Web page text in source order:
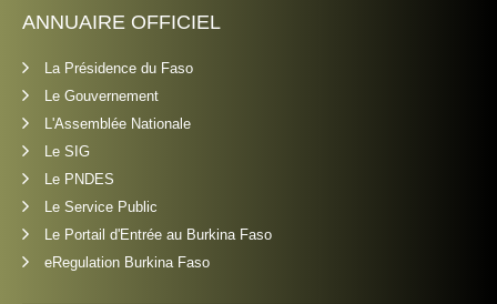
ANNUAIRE OFFICIEL
La Présidence du Faso
Le Gouvernement
L'Assemblée Nationale
Le SIG
Le PNDES
Le Service Public
Le Portail d'Entrée au Burkina Faso
eRegulation Burkina Faso